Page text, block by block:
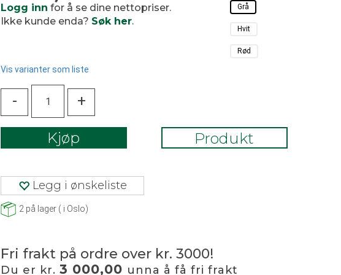
Logg inn for å se dine nettopriser.
Ikke kunde enda? Søk her.
Grå
Hvit
Rød
Vis varianter som liste
- +
Kjøp Produkt
Legg i ønskeliste
2 på lager ( i Oslo)
Fri frakt på ordre over kr. 3000!
Du er kr. 3 000,00 unna å få fri frakt